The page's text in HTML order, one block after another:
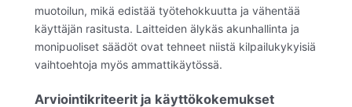
muotoilun, mikä edistää työtehokkuutta ja vähentää
käyttäjän rasitusta. Laitteiden älykäs akunhallinta ja
monipuoliset säädöt ovat tehneet niistä kilpailukykyisiä
vaihtoehtoja myös ammattikäytössä.
Arviointikriteerit ja käyttökokemukset